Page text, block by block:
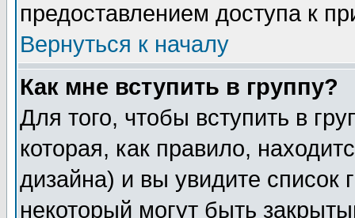
предоставлением доступа к
Вернуться к началу
Как мне вступить в группу?
Для того, чтобы вступить в
которая, как правило,
дизайна) и вы увидите список
некоторый могут быть